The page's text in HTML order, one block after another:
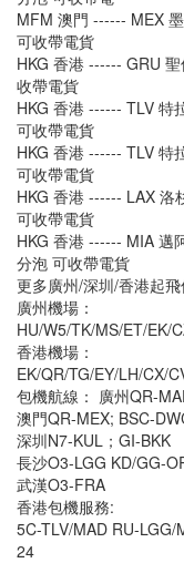
MFM 澳門 ------ MEX
可收帶電貨
HKG 香港 ------ GRU
收帶電貨
HKG 香港 ------ TLV 特
可收帶電貨
HKG 香港 ------ TLV 特
可收帶電貨
HKG 香港 ------ LAX 洛
可收帶電貨
HKG 香港 ------ MIA 邁
分泡 可收帶電貨
更多廣州/深圳/香港起飛
廣州機場：
HU/W5/TK/MS/ET/EK/
香港機場：
EK/QR/TG/EY/LH/CX/
包機航線： 廣州QR-
澳門QR-MEX; BSC-
深圳N7-KUL；GI-BKK
長沙O3-LGG KD/GG-
武漢O3-FRA
香港包機服務:
5C-TLV/MAD RU-
24